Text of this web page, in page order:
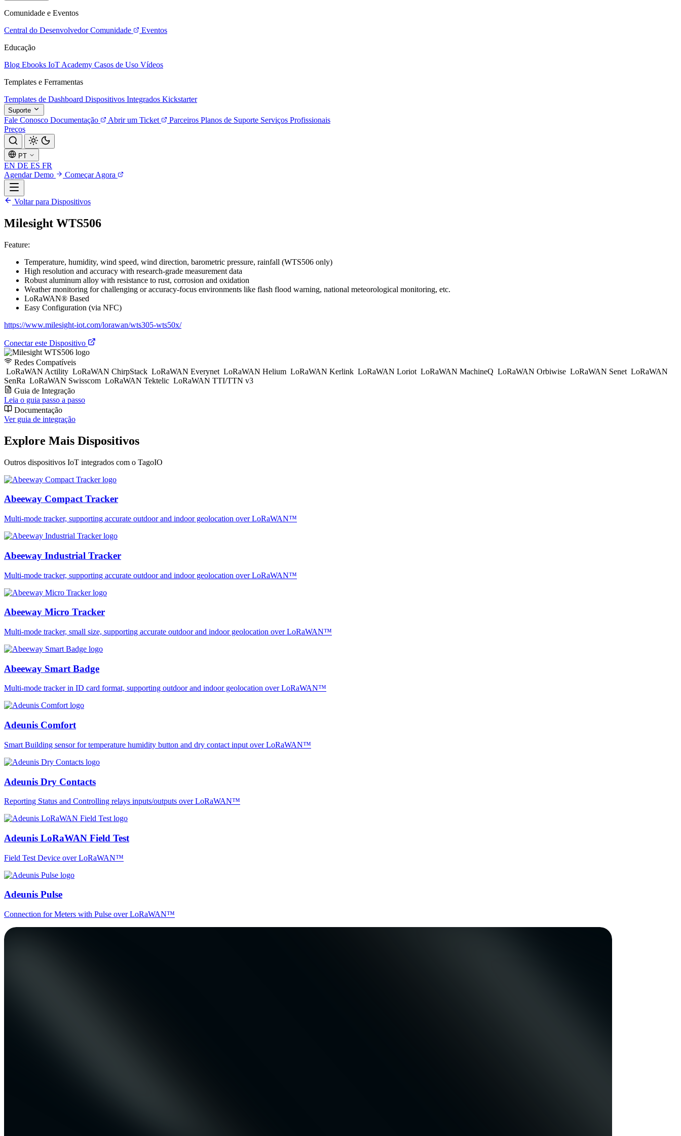
Comunidade e Eventos
Central do Desenvolvedor Comunidade
Eventos
Educação
Blog Ebooks IoT Academy Casos de Uso Vídeos
Templates e Ferramentas
Templates de Dashboard Dispositivos Integrados Kickstarter
Suporte
Fale Conosco Documentação Abrir um Ticket Parceiros Planos de Suporte Serviços Profissionais
Preços
PT
EN DE ES FR
Agendar Demo
Começar Agora
Voltar para Dispositivos
Milesight WTS506
Feature:
Temperature, humidity, wind speed, wind direction, barometric pressure, rainfall (WTS506 only)
High resolution and accuracy with research-grade measurement data
Robust aluminum alloy with resistance to rust, corrosion and oxidation
Weather monitoring for challenging or accuracy-focus environments like flash flood warning, national meteorological monitoring, etc.
LoRaWAN® Based
Easy Configuration (via NFC)
https://www.milesight-iot.com/lorawan/wts305-wts50x/
Conectar este Dispositivo
Redes Compatíveis
LoRaWAN Actility LoRaWAN ChirpStack LoRaWAN Everynet LoRaWAN Helium LoRaWAN Kerlink LoRaWAN Loriot LoRaWAN MachineQ LoRaWAN Orbiwise LoRaWAN Senet LoRaWAN
SenRa LoRaWAN Swisscom LoRaWAN Tektelic LoRaWAN TTI/TTN v3
Guia de Integração
Leia o guia passo a passo
Documentação
Ver guia de integração
Explore Mais Dispositivos
Outros dispositivos IoT integrados com o TagoIO
Abeeway Compact Tracker
Multi-mode tracker, supporting accurate outdoor and indoor geolocation over LoRaWAN™
Abeeway Industrial Tracker
Multi-mode tracker, supporting accurate outdoor and indoor geolocation over LoRaWAN™
Abeeway Micro Tracker
Multi-mode tracker, small size, supporting accurate outdoor and indoor geolocation over LoRaWAN™
Abeeway Smart Badge
Multi-mode tracker in ID card format, supporting outdoor and indoor geolocation over LoRaWAN™
Adeunis Comfort
Smart Building sensor for temperature humidity button and dry contact input over LoRaWAN™
Adeunis Dry Contacts
Reporting Status and Controlling relays inputs/outputs over LoRaWAN™
Adeunis LoRaWAN Field Test
Field Test Device over LoRaWAN™
Adeunis Pulse
Connection for Meters with Pulse over LoRaWAN™